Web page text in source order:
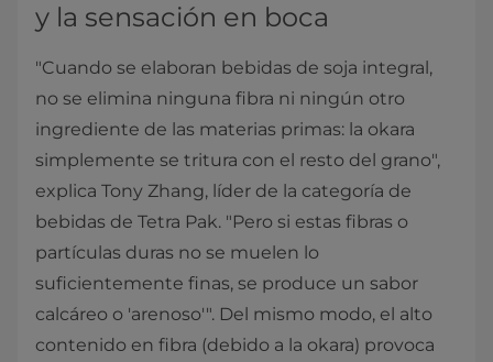
y la sensación en boca
"Cuando se elaboran bebidas de soja integral,
no se elimina ninguna fibra ni ningún otro
ingrediente de las materias primas: la okara
simplemente se tritura con el resto del grano",
explica Tony Zhang, líder de la categoría de
bebidas de Tetra Pak. "Pero si estas fibras o
partículas duras no se muelen lo
suficientemente finas, se produce un sabor
calcáreo o 'arenoso'". Del mismo modo, el alto
contenido en fibra (debido a la okara) provoca